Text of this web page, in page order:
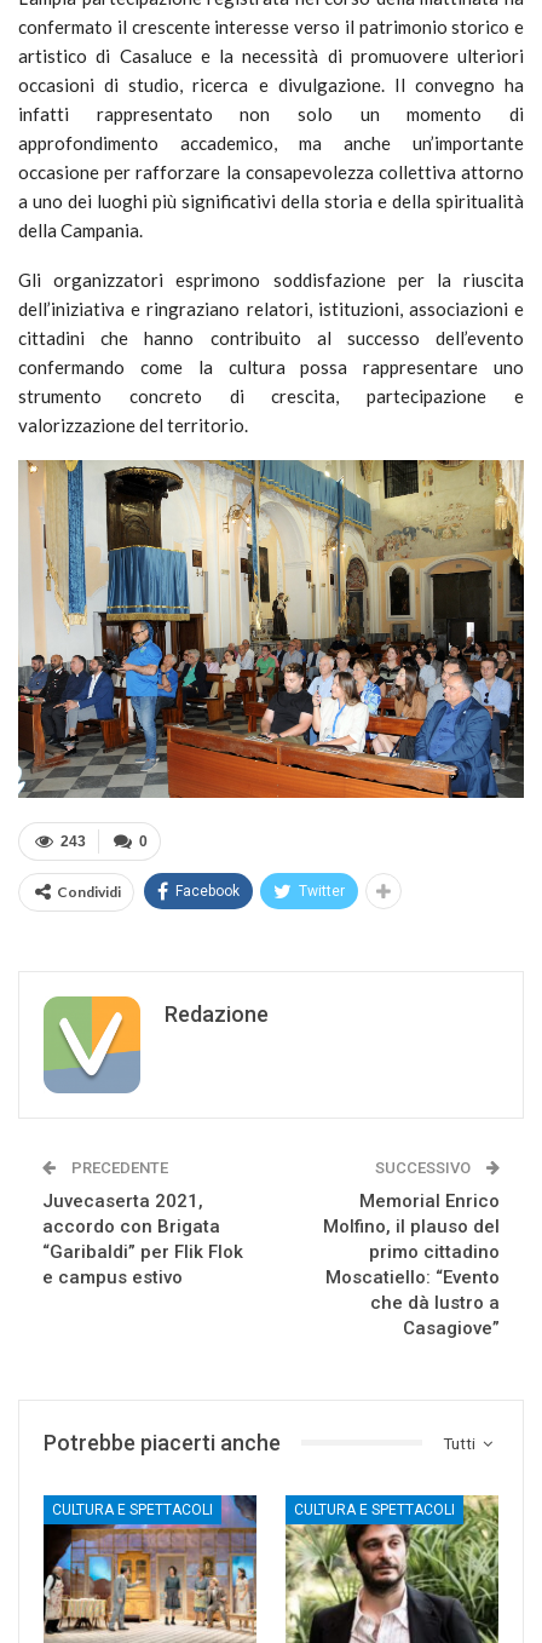
confermato il crescente interesse verso il patrimonio storico e
artistico di Casaluce e la necessità di promuovere ulteriori
occasioni di studio, ricerca e divulgazione. Il convegno ha
infatti rappresentato non solo un momento di
approfondimento accademico, ma anche un’importante
occasione per rafforzare la consapevolezza collettiva attorno
a uno dei luoghi più significativi della storia e della spiritualità
della Campania.
Gli organizzatori esprimono soddisfazione per la riuscita
dell’iniziativa e ringraziano relatori, istituzioni, associazioni e
cittadini che hanno contribuito al successo dell’evento
confermando come la cultura possa rappresentare uno
strumento concreto di crescita, partecipazione e
valorizzazione del territorio.
0
243
Condividi Facebook Twitter
Redazione
PRECEDENTE
Juvecaserta 2021,
accordo con Brigata
“Garibaldi” per Flik Flok
e campus estivo
SUCCESSIVO
Memorial Enrico
Molfino, il plauso del
primo cittadino
Moscatiello: “Evento
che dà lustro a
Casagiove”
Tutti
Potrebbe piacerti anche
CULTURA E SPETTACOLI CULTURA E SPETTACOLI